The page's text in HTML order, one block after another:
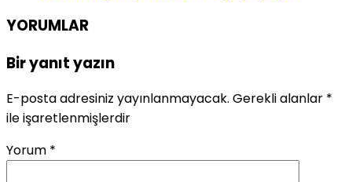
YORUMLAR
Bir yanıt yazın
E-posta adresiniz yayınlanmayacak. Gerekli alanlar *
ile işaretlenmişlerdir
Yorum *